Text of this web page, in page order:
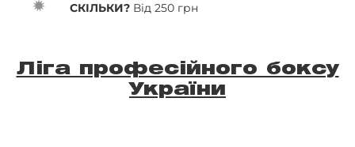
СКІЛЬКИ? Від 250 грн
Ліга професійного боксу
України